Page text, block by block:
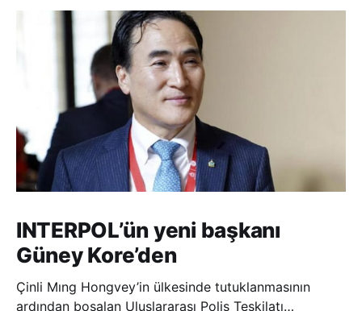
INTERPOL’ün yeni başkanı
Güney Kore’den
Çinli Mıng Hongvey’in ülkesinde tutuklanmasının
ardından boşalan Uluslararası Polis Teşkilatı